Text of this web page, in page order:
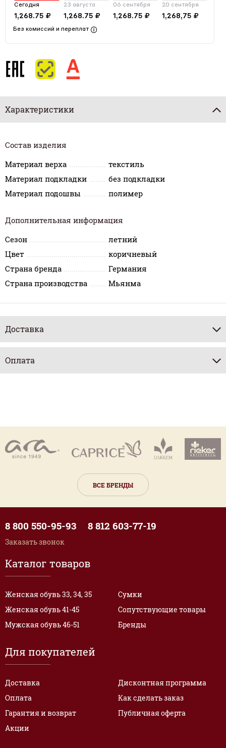
Сегодня
1,268.75 ₽
23 августа
1,268.75 ₽
06 сентября
1,268.75 ₽
20 сентября
1,268,75 ₽
Без комиссий и переплат
Характеристики
Состав изделия
Материал верха
текстиль
Материал подкладки
без подкладки
Материал подошвы
полимер
Дополнительная информация
Сезон
летний
Цвет
коричневый
Страна бренда
Германия
Страна производства
Мьянма
Доставка
Оплата
ВСЕ БРЕНДЫ
Каталог товаров
Женская обувь 33, 34, 35
Женская обувь 41-45
Мужская обувь 46-51
Сумки
Сопутствующие товары
Бренды
Для покупателей
Доставка
Оплата
Гарантия и возврат
Акции
Дисконтная программа
Как сделать заказ
Публичная оферта
8 800 550-95-93 8 812 603-77-19
Заказать звонок